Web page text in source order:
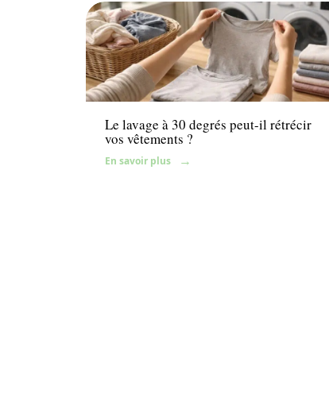
News
Le lavage à 30 degrés peut-il rétrécir
vos vêtements ?
En savoir plus